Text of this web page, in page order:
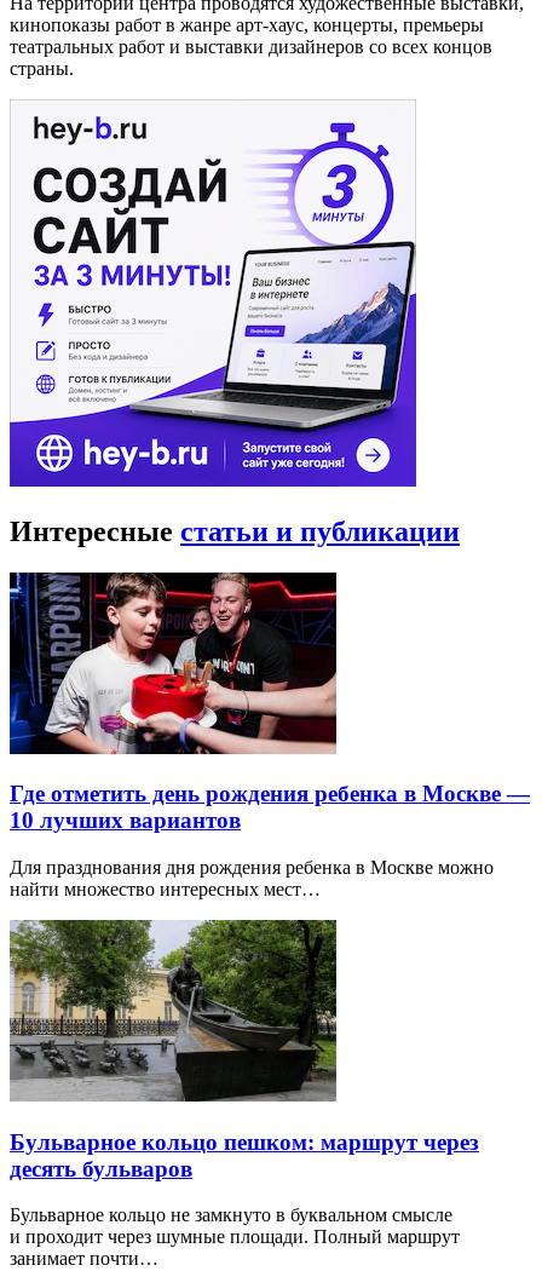
кинопоказы работ в жанре арт-хаус, концерты, премьеры
театральных работ и выставки дизайнеров со всех концов
страны.
Интересные статьи и публикации
Где отметить день рождения ребенка в Москве —
10 лучших вариантов
Для празднования дня рождения ребенка в Москве можно
найти множество интересных мест…
Бульварное кольцо пешком: маршрут через
десять бульваров
Бульварное кольцо не замкнуто в буквальном смысле
и проходит через шумные площади. Полный маршрут
занимает почти…